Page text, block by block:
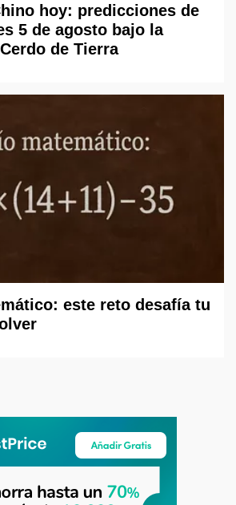
hoy: predicciones de
5 de agosto bajo la
de Tierra
este reto desafía tu